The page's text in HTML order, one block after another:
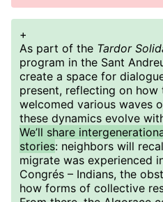
+
As part of the Tardor
program in the Sant
create a space for
present, reflecting on how
welcomed various waves
these dynamics evolve
We’ll share
stories: neighbors will
migrate was experienced
Congrés – Indians, the
how forms of collective